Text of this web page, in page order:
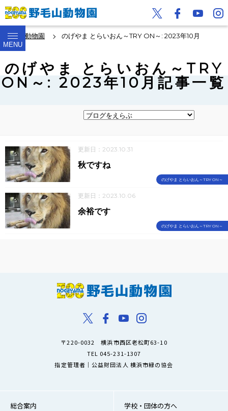
MENU
野毛山動物園 のげやま とらいおん～TRY ON～: 2023年10月
のげやま とらいおん～TRY
ON～: 2023年10月記事一覧
更新日：2023.10.31
のげやま とらいおん～TRY ON～
秋ですね
更新日：2023.10.06
のげやま とらいおん～TRY ON～
余裕です
〒220-0032 横浜市西区老松町63-10
TEL 045-231-1307
指定管理者｜公益財団法人 横浜市緑の協会
総合案内
学校・団体の方へ